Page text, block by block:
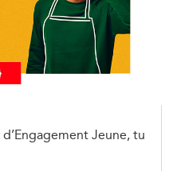
Jeune, tu